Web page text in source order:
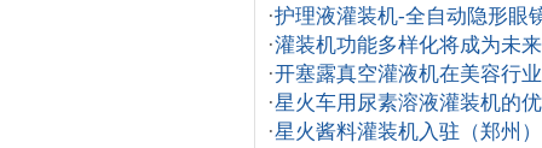
·护理液灌装机-全自动隐形眼
·灌装机功能多样化将成为未
·开塞露真空灌液机在美容行
·星火车用尿素溶液灌装机的
·星火酱料灌装机入驻（郑州